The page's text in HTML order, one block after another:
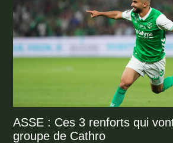
ASSE : Ces 3 renforts qui
groupe de Cathro